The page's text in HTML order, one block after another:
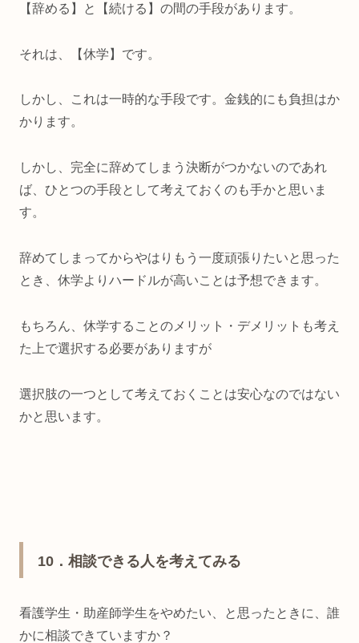
【辞める】と【続ける】の間の手段があります。
それは、【休学】です。
しかし、これは一時的な手段です。金銭的にも負担はか
かります。
しかし、完全に辞めてしまう決断がつかないのであれ
ば、ひとつの手段として考えておくのも手かと思いま
す。
辞めてしまってからやはりもう一度頑張りたいと思った
とき、休学よりハードルが高いことは予想できます。
もちろん、休学することのメリット・デメリットも考え
た上で選択する必要がありますが
選択肢の一つとして考えておくことは安心なのではない
かと思います。
10 ．相談できる人を考えてみる
看護学生・助産師学生をやめたい、と思ったときに、誰
かに相談できていますか？